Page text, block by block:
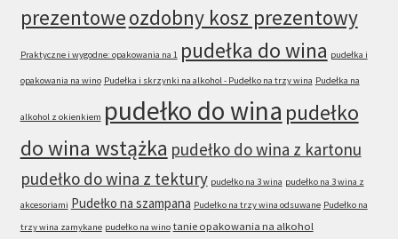
prezentoweozdobny kosz prezentowy
Praktyczne i wygodne: opakowania na 1 pudełka do wina pudełka i
opakowania na wino Pudełka i skrzynki na alkohol - Pudełko na trzy wina Pudełka na
alkohol z okienkiem pudełko do wina pudełko
do wina wstążka pudełko do wina z kartonu
pudełko do wina z tektury pudełko na 3 wina pudełko na 3 wina z
akcesoriami Pudełko na szampana Pudełko na trzy wina odsuwane Pudełko na
trzy wina zamykane pudełko na wino tanie opakowania na alkohol